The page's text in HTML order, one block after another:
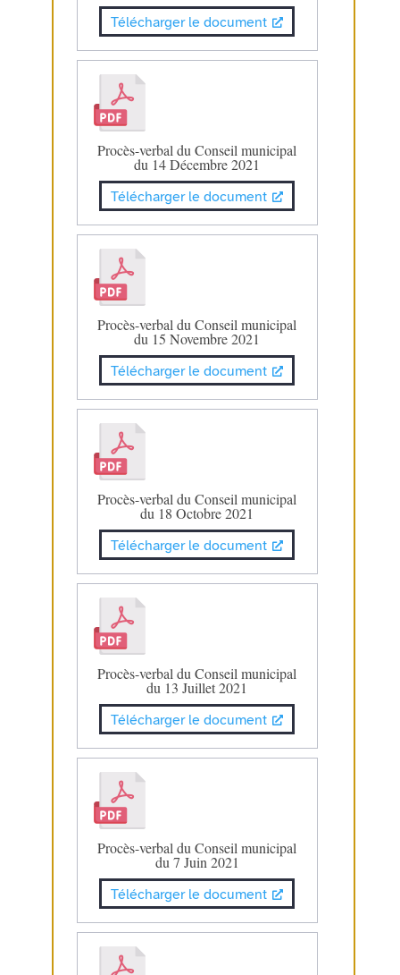
Télécharger le document
Procès-verbal du Conseil municipal
du 14 Décembre 2021
Télécharger le document
Procès-verbal du Conseil municipal
du 15 Novembre 2021
Télécharger le document
Procès-verbal du Conseil municipal
du 18 Octobre 2021
Télécharger le document
Procès-verbal du Conseil municipal
du 13 Juillet 2021
Télécharger le document
Procès-verbal du Conseil municipal
du 7 Juin 2021
Télécharger le document